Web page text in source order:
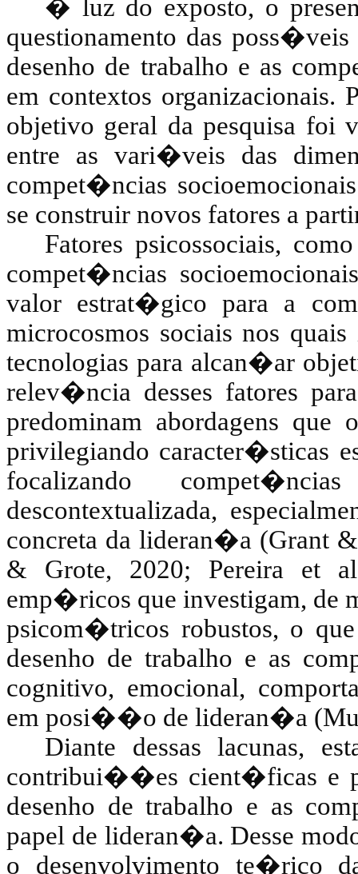
� luz do exposto, o
questionamento das
desenho de trabalho e as
em contextos organizacionais.
objetivo geral da pesquisa
entre as vari�veis das
compet�ncias
se construir novos fatores a
Fatores psicossociais,
compet�ncias
valor estrat�gico para a
microcosmos sociais nos
tecnologias para alcan�ar
relev�ncia desses fatores
predominam abordagens que
privilegiando caracter�sticas
focalizando
descontextualizada,
concreta da lideran�a (Grant
& Grote, 2020; Pereira et
emp�ricos que investigam, de
psicom�tricos robustos, o
desenho de trabalho e as
cognitivo, emocional,
em posi��o de lideran�a (
Diante dessas lacunas,
contribui��es cient�ficas e
desenho de trabalho e as
papel de lideran�a. Desse
o desenvolvimento te�rico